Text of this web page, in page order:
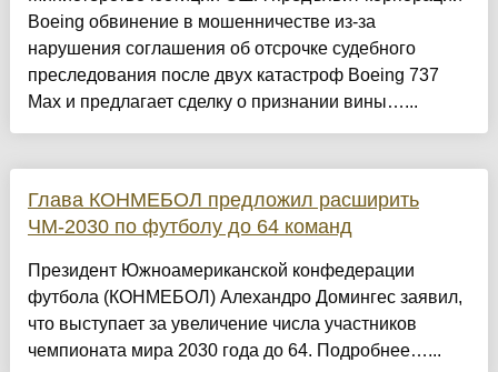
Boeing обвинение в мошенничестве из-за
нарушения соглашения об отсрочке судебного
преследования после двух катастроф Boeing 737
Max и предлагает сделку о признании вины…...
Глава КОНМЕБОЛ предложил расширить
ЧМ‑2030 по футболу до 64 команд
Президент Южноамериканской конфедерации
футбола (КОНМЕБОЛ) Алехандро Домингес заявил,
что выступает за увеличение числа участников
чемпионата мира 2030 года до 64. Подробнее…...